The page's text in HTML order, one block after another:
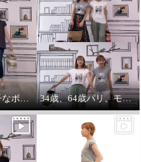
34歳、64歳親子なボーダーコーデstyle^_^ 34歳、64歳パリ、モンマルトルの階段プリントカットソーを着る。